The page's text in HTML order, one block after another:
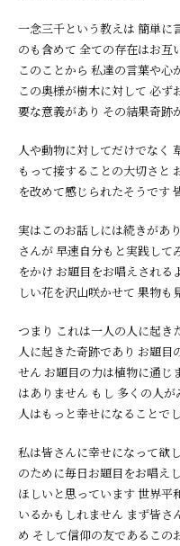
一念三千という教えは 簡単に
のも含めて 全ての存在はお
このことから 私達の言葉や
この奥様が樹木に対して 必
要な意義があり その結果奇跡
人や動物に対してだけでなく
もって接することの大切さと
を改めて感じられたそうです
実はこのお話しには続きがあ
さんが 早速自分もと実践し
をかけ お題目をお唱えされ
しい花を沢山咲かせて 果物
つまり これは一人の人に起き
人に起きた奇跡であり お題目
せん お題目の力は植物に通じ
はありません もし 多くの人
人はもっと幸せになることで
私は皆さんに幸せになって欲
のために毎日お題目をお唱え
ほしいと思っています 世界平
いるかもしれません まず皆さ
め そして信仰の友であるこの